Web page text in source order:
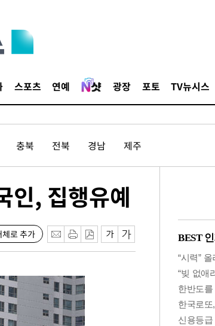
스포츠 연예 광장 포토 TV뉴시스
충북 전북 경남 제주
인, 집행유예
로 추가